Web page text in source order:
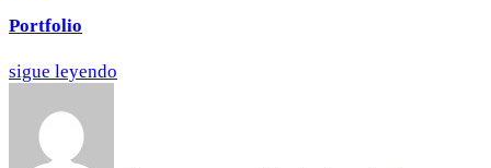
Portfolio
sigue leyendo